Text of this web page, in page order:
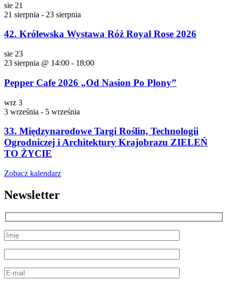
sie 21
21 sierpnia - 23 sierpnia
42. Królewska Wystawa Róż Royal Rose 2026
sie 23
23 sierpnia @ 14:00 - 18:00
Pepper Cafe 2026 „Od Nasion Po Plony”
wrz 3
3 września - 5 września
33. Międzynarodowe Targi Roślin, Technologii
Ogrodniczej i Architektury Krajobrazu ZIELEŃ
TO ŻYCIE
Zobacz kalendarz
Newsletter